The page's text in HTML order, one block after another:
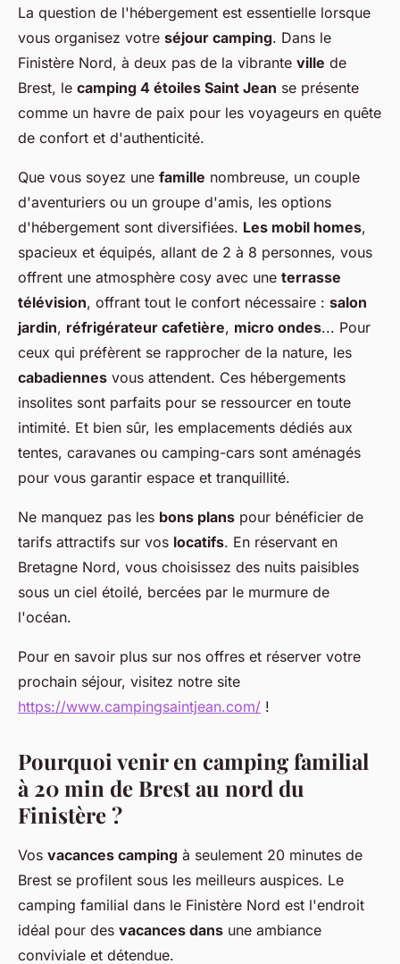
La question de l'hébergement est essentielle lorsque
vous organisez votre séjour camping. Dans le
Finistère Nord, à deux pas de la vibrante ville de
Brest, le camping 4 étoiles Saint Jean se présente
comme un havre de paix pour les voyageurs en quête
de confort et d'authenticité.
Que vous soyez une famille nombreuse, un couple
d'aventuriers ou un groupe d'amis, les options
d'hébergement sont diversifiées. Les mobil homes,
spacieux et équipés, allant de 2 à 8 personnes, vous
offrent une atmosphère cosy avec une terrasse
télévision, offrant tout le confort nécessaire : salon
jardin, réfrigérateur cafetière, micro ondes... Pour
ceux qui préfèrent se rapprocher de la nature, les
cabadiennes vous attendent. Ces hébergements
insolites sont parfaits pour se ressourcer en toute
intimité. Et bien sûr, les emplacements dédiés aux
tentes, caravanes ou camping-cars sont aménagés
pour vous garantir espace et tranquillité.
Ne manquez pas les bons plans pour bénéficier de
tarifs attractifs sur vos locatifs. En réservant en
Bretagne Nord, vous choisissez des nuits paisibles
sous un ciel étoilé, bercées par le murmure de
l'océan.
Pour en savoir plus sur nos offres et réserver votre
prochain séjour, visitez notre site
https://www.campingsaintjean.com/ !
Pourquoi venir en camping familial
à 20 min de Brest au nord du
Finistère ?
Vos vacances camping à seulement 20 minutes de
Brest se profilent sous les meilleurs auspices. Le
camping familial dans le Finistère Nord est l'endroit
idéal pour des vacances dans une ambiance
conviviale et détendue.